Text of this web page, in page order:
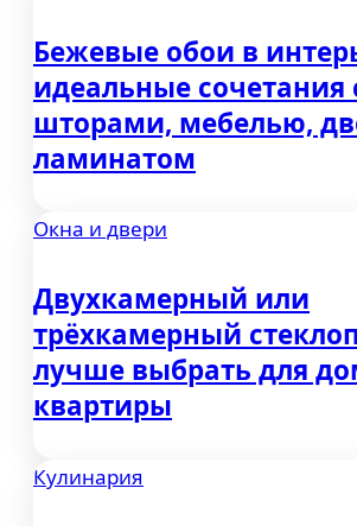
Бежевые обои в
идеальные сочетания
шторами, мебелью,
ламинатом
Окна и двери
Двухкамерный или
трёхкамерный
лучше выбрать для
квартиры
Кулинария